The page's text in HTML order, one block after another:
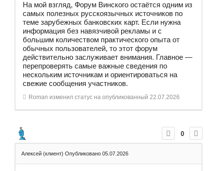
На мой взгляд, Форум Винского остаётся одним из
самых полезных русскоязычных источников по
теме зарубежных банковских карт. Если нужна
информация без навязчивой рекламы и с
большим количеством практического опыта от
обычных пользователей, то этот форум
действительно заслуживает внимания. Главное —
перепроверять самые важные сведения по
нескольким источникам и ориентироваться на
свежие сообщения участников.
Roman изменил статус на опубликованный 22.07.2026
0
Алексей (клиент) Опубликовано 05.07.2026